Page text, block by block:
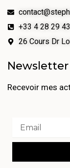
+33 4 28 29
26 Cours Dr
Newsletter
Recevoir mes